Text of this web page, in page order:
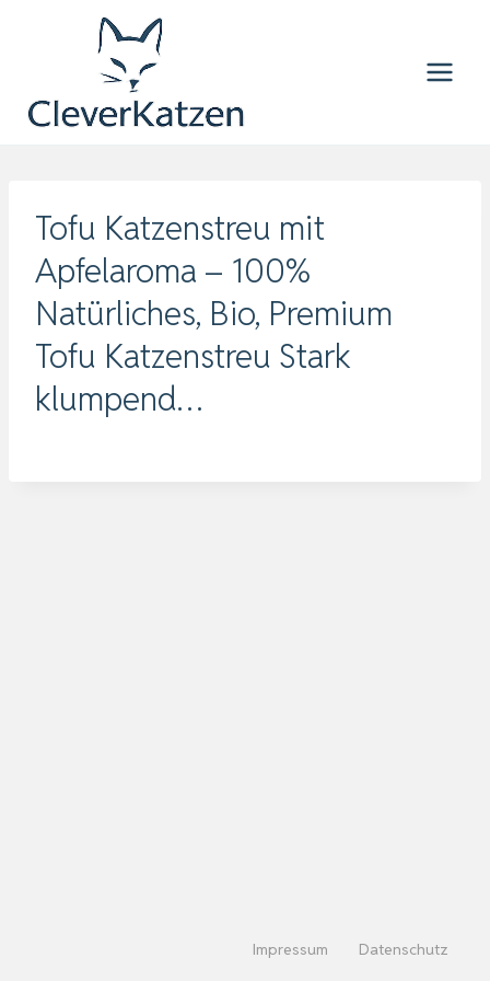
Tofu Katzenstreu mit
Apfelaroma – 100%
Natürliches, Bio, Premium
Tofu Katzenstreu Stark
klumpend…
Impressum Datenschutz